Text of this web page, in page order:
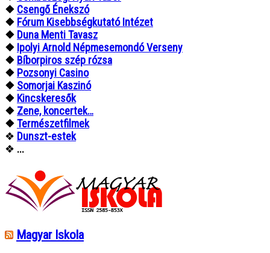
❖ Csengő Énekszó
❖ Fórum Kisebbségkutató Intézet
❖ Duna Menti Tavasz
❖ Ipolyi Arnold Népmesemondó Verseny
❖ Bíborpiros szép rózsa
❖ Pozsonyi Casino
❖ Somorjai Kaszinó
❖ Kincskeresők
❖ Zene, koncertek…
❖Természetfilmek
❖ Dunszt-estek
❖ ...
Magyar Iskola